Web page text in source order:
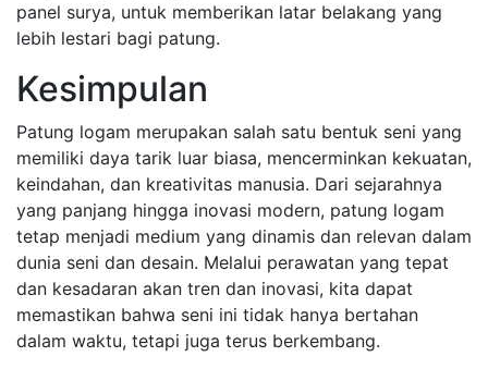
panel surya, untuk memberikan latar belakang yang
lebih lestari bagi patung.
Kesimpulan
Patung logam merupakan salah satu bentuk seni yang
memiliki daya tarik luar biasa, mencerminkan kekuatan,
keindahan, dan kreativitas manusia. Dari sejarahnya
yang panjang hingga inovasi modern, patung logam
tetap menjadi medium yang dinamis dan relevan dalam
dunia seni dan desain. Melalui perawatan yang tepat
dan kesadaran akan tren dan inovasi, kita dapat
memastikan bahwa seni ini tidak hanya bertahan
dalam waktu, tetapi juga terus berkembang.